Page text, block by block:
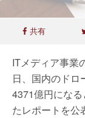
共有
ITメディア事業
日、国内のドロ
4371億円にな
たレポートを公